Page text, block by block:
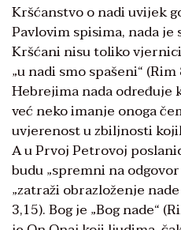
Kršćanstvo o nadi uvijek
Pavlovim spisima, nada
Kršćani nisu toliko
„u nadi smo spašeni“
Hebrejima nada određuje
već neko imanje onoga
uvjerenost u zbiljnosti
A u Prvoj Petrovoj
budu „spremni na
„zatraži obrazloženje
3,15). Bog je „Bog nade“